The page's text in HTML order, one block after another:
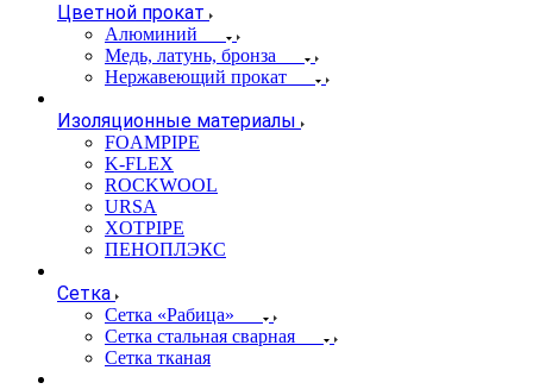
Цветной прокат
Алюминий
Медь, латунь, бронза
Нержавеющий прокат
Изоляционные материалы
FOAMPIPE
K-FLEX
ROCKWOOL
URSA
XOTPIPE
ПЕНОПЛЭКС
Сетка
Сетка «Рабица»
Сетка стальная сварная
Сетка тканая